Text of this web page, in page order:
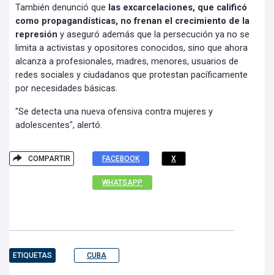
También denunció que las excarcelaciones, que calificó
como propagandísticas, no frenan el crecimiento de la
represión y aseguró además que la persecución ya no se
limita a activistas y opositores conocidos, sino que ahora
alcanza a profesionales, madres, menores, usuarios de
redes sociales y ciudadanos que protestan pacíficamente
por necesidades básicas.
"Se detecta una nueva ofensiva contra mujeres y
adolescentes", alertó.
COMPARTIR FACEBOOK X
WHATSAPP
ETIQUETAS CUBA